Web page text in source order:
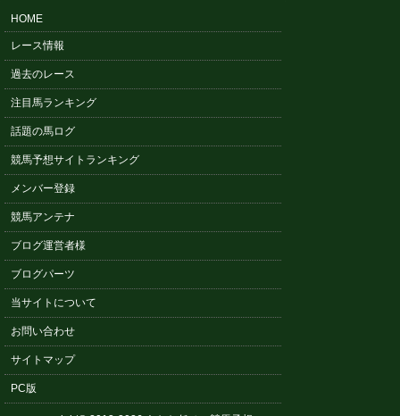
HOME
レース情報
過去のレース
注目馬ランキング
話題の馬ログ
競馬予想サイトランキング
メンバー登録
競馬アンテナ
ブログ運営者様
ブログパーツ
当サイトについて
お問い合わせ
サイトマップ
PC版